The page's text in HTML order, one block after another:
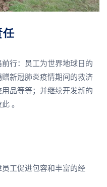
任
行：员工为世界地球日的
新冠肺炎疫情期间的救济
品等等；并继续开发新的
此 。
工促进包容和丰富的经